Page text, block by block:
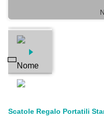
Scatole Regalo Portatili